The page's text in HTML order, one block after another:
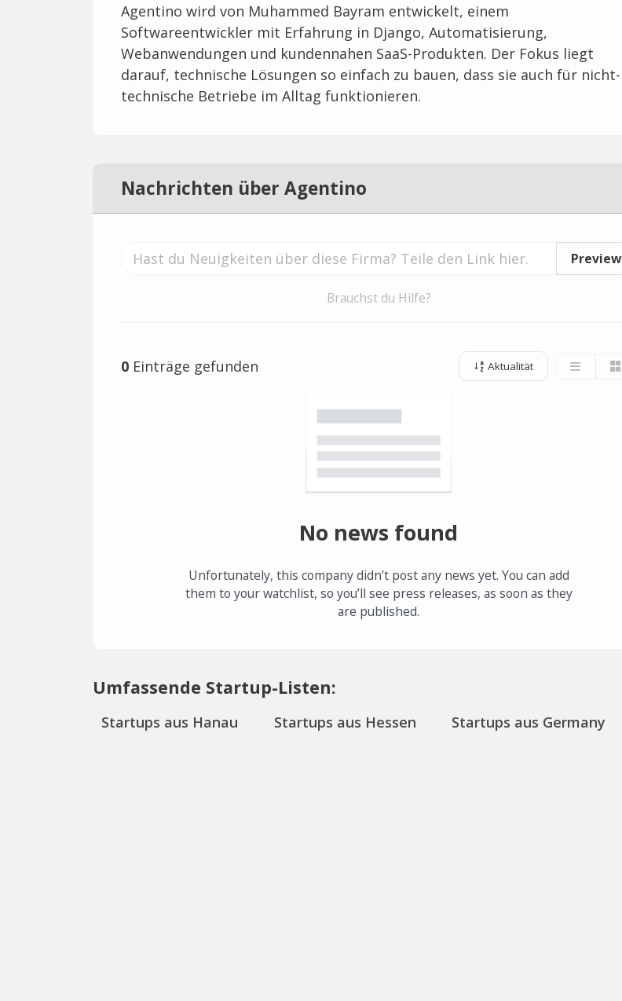
Agentino wird von Muhammed Bayram entwickelt, einem
Softwareentwickler mit Erfahrung in Django, Automatisierung,
Webanwendungen und kundennahen SaaS-Produkten. Der Fokus liegt
darauf, technische Lösungen so einfach zu bauen, dass sie auch für nicht-
technische Betriebe im Alltag funktionieren.
Nachrichten über Agentino
Preview
Brauchst du Hilfe?
0 Einträge gefunden Aktualität
No news found
Unfortunately, this company didn’t post any news yet. You can add
them to your watchlist, so you’ll see press releases, as soon as they
are published.
Umfassende Startup-Listen:
Startups aus Hanau Startups aus Hessen Startups aus Germany